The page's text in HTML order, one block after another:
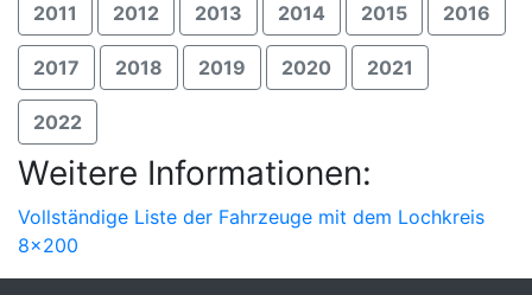
2011 2012 2013 2014 2015 2016
2017 2018 2019 2020 2021
2022
Weitere Informationen:
Vollständige Liste der Fahrzeuge mit dem Lochkreis
8x200